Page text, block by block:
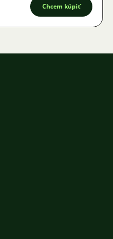
Chcem kúpiť